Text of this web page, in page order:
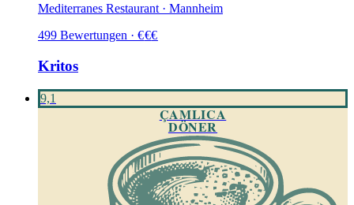
Mediterranes Restaurant · Mannheim
499 Bewertungen · €€€
Kritos
9,1
ÇAMLICA
DÖNER